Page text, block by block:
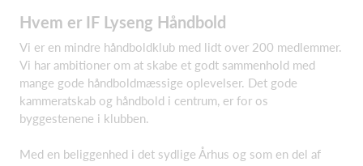
Hvem er IF Lyseng Håndbold
Vi er en mindre håndboldklub med lidt over 200 medlemmer.
Vi har ambitioner om at skabe et godt sammenhold med
mange gode håndboldmæssige oplevelser. Det gode
kammeratskab og håndbold i centrum, er for os
byggestenene i klubben.
Med en beliggenhed i det sydlige Århus og som en del af